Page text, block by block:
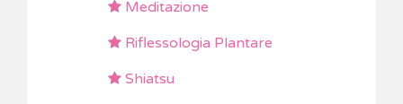
Meditazione
Riflessologia Plantare
Shiatsu